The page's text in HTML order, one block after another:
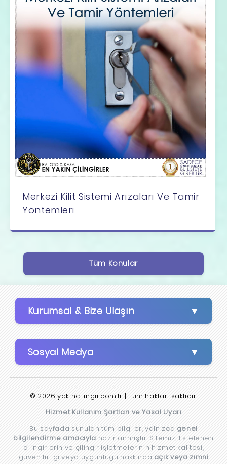
Merkezi Kilit Sistemi Arızaları Ve Tamir
Yöntemleri
Tüm Konular
Kurumsal & Bize Ulaşın
Sosyal Medya
© 2026 yakincilingir.com.tr | Tüm hakları saklıdır.
Hizmet Kullanım Şartları ve Yasal Uyarı
Bu sayfada sunulan tüm bilgiler, yalnızca genel
bilgilendirme amacıyla hazırlanmıştır. Sitemiz, listelenen
çilingirlerin ve çilingir işletmelerinin hizmet kalitesi,
güvenilirliği veya uygunluğu hakkında açık veya zımni